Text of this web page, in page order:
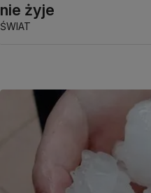
nie żyje
ŚWIAT